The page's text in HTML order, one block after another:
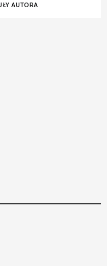
AUTORA